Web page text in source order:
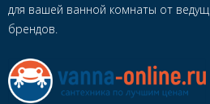
для вашей ванной комнаты от
брендов.